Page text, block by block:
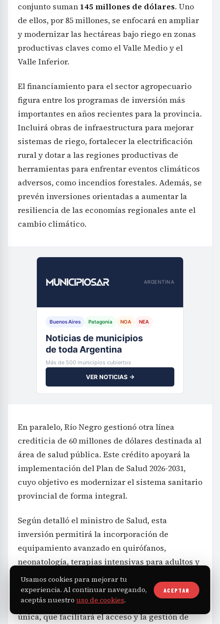
conjunto suman 145 millones de dólares. Uno
de ellos, por 85 millones, se enfocará en ampliar
y modernizar las hectáreas bajo riego en zonas
productivas claves como el Valle Medio y el
Valle Inferior.
El financiamiento para el sector agropecuario
figura entre los programas de inversión más
importantes en años recientes para la provincia.
Incluirá obras de infraestructura para mejorar
sistemas de riego, fortalecer la electrificación
rural y dotar a las regiones productivas de
herramientas para enfrentar eventos climáticos
adversos, como incendios forestales. Además, se
prevén inversiones orientadas a aumentar la
resiliencia de las economías regionales ante el
cambio climático.
ARGENTINA
Buenos Aires Patagonia NOA NEA
Noticias de municipios
de toda Argentina
Más de 500 municipios cubiertos
VER NOTICIAS →
En paralelo, Río Negro gestionó otra línea
crediticia de 60 millones de dólares destinada al
área de salud pública. Este crédito apoyará la
implementación del Plan de Salud 2026-2031,
cuyo objetivo es modernizar el sistema sanitario
provincial de forma integral.
Según detalló el ministro de Salud, esta
inversión permitirá la incorporación de
equipamiento avanzado en quirófanos,
neonatología, terapias intensivas para adultos y
niños, así como en servicios de diagnóstico por
imágenes y laboratorios. Un punto clave será la
introducción de una historia clínica electrónica
única, que facilitará el acceso y la gestión de
Usamos cookies para mejorar tu
experiencia. Al continuar navegando,
aceptás nuestro uso de cookies.
ACEPTAR